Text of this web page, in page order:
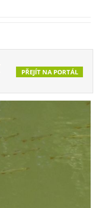
PŘEJÍT NA PORTÁL